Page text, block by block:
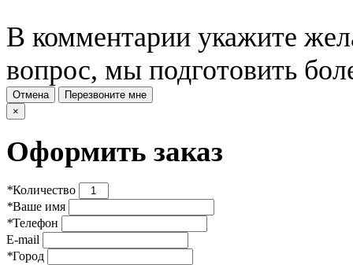
В комментарии укажите
вопрос, мы подготовить
Отмена
Перезвоните мне
×
Оформить заказ
*Количество
*Ваше имя
*Телефон
E-mail
*Город